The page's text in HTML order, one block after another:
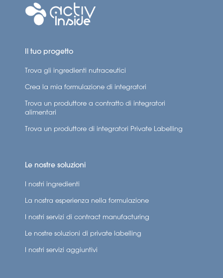
Il tuo progetto
Trova gli ingredienti nutraceutici
Crea la mia formulazione di integratori
Trova un produttore a contratto di integratori
alimentari
Trova un produttore di integratori Private Labelling
Le nostre soluzioni
I nostri ingredienti
La nostra esperienza nella formulazione
I nostri servizi di contract manufacturing
Le nostre soluzioni di private labelling
I nostri servizi aggiuntivi